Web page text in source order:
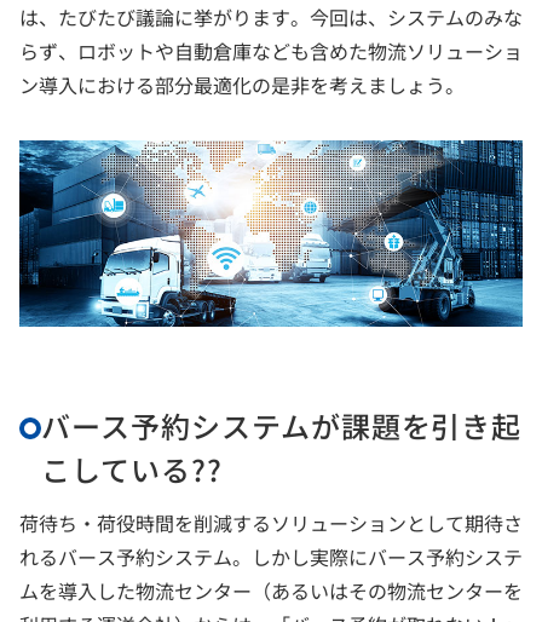
は、たびたび議論に挙がります。今回は、システムのみな
らず、ロボットや自動倉庫なども含めた物流ソリューショ
ン導入における部分最適化の是非を考えましょう。
バース予約システムが課題を引き起
こしている??
荷待ち・荷役時間を削減するソリューションとして期待さ
れるバース予約システム。しかし実際にバース予約システ
ムを導入した物流センター（あるいはその物流センターを